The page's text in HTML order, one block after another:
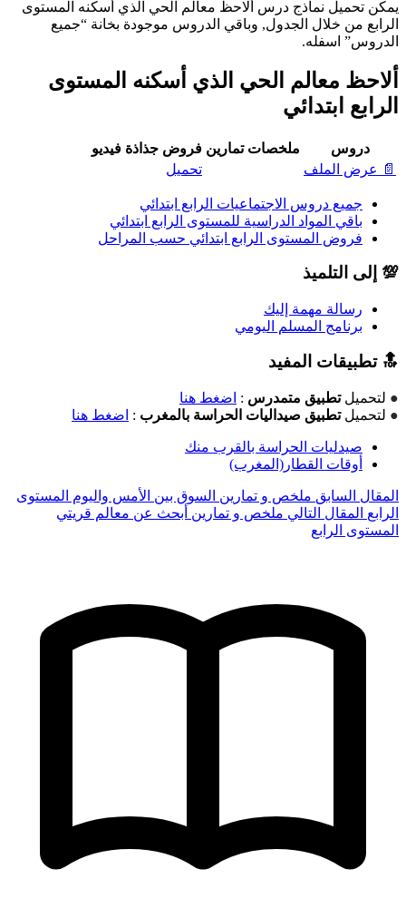
يمكن تحميل نماذج درس ألاحظ معالم الحي الذي أسكنه المستوى
الرابع من خلال الجدول, وباقي الدروس موجودة بخانة “جميع
الدروس” اسفله.
ألاحظ معالم الحي الذي أسكنه المستوى
الرابع ابتدائي
دروس ملخصات تمارين فروض جذاذة فيديو
📄 عرض الملف
تحميل
جميع دروس الاجتماعيات الرابع ابتدائي
باقي المواد الدراسية للمستوى الرابع ابتدائي
فروض المستوى الرابع ابتدائي حسب المراحل
💯 إلى التلميذ
رسالة مهمة إليك
برنامج المسلم اليومي
🔝 تطبيقات المفيد
● لتحميلتطبيق متمدرس : اضغط هنا
● لتحميلتطبيق صيداليات الحراسة بالمغرب : اضغط هنا
صيدليات الحراسة بالقرب منك
أوقات القطار(المغرب)
المقال السابق ملخص و تمارين السوق بین الأمس والیوم المستوى
الرابع المقال التالي ملخص و تمارين أبحث عن معالم قریتي
المستوى الرابع